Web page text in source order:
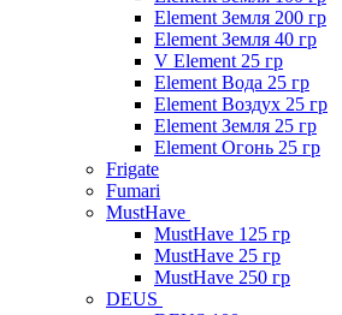
Element Земля 200 гр
Element Земля 40 гр
V Element 25 гр
Element Вода 25 гр
Element Воздух 25 гр
Element Земля 25 гр
Element Огонь 25 гр
Frigate
Fumari
MustHave
MustHave 125 гр
MustHave 25 гр
MustHave 250 гр
DEUS